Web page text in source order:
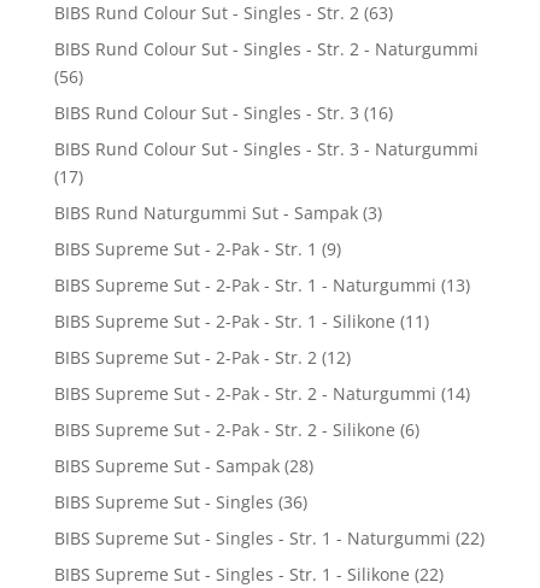
BIBS Rund Colour Sut - Singles - Str. 2 (63)
BIBS Rund Colour Sut - Singles - Str. 2 - Naturgummi
(56)
BIBS Rund Colour Sut - Singles - Str. 3 (16)
BIBS Rund Colour Sut - Singles - Str. 3 - Naturgummi
(17)
BIBS Rund Naturgummi Sut - Sampak (3)
BIBS Supreme Sut - 2-Pak - Str. 1 (9)
BIBS Supreme Sut - 2-Pak - Str. 1 - Naturgummi (13)
BIBS Supreme Sut - 2-Pak - Str. 1 - Silikone (11)
BIBS Supreme Sut - 2-Pak - Str. 2 (12)
BIBS Supreme Sut - 2-Pak - Str. 2 - Naturgummi (14)
BIBS Supreme Sut - 2-Pak - Str. 2 - Silikone (6)
BIBS Supreme Sut - Sampak (28)
BIBS Supreme Sut - Singles (36)
BIBS Supreme Sut - Singles - Str. 1 - Naturgummi (22)
BIBS Supreme Sut - Singles - Str. 1 - Silikone (22)